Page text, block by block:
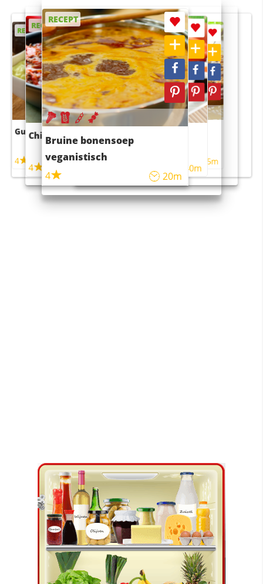
RECEPT
Guacamole
4
RECEPT
Chili con carne
4 45m
RECEPT
Bruine bonensoep
veganistisch
4
20m
RECEPT
Sushi rijstsalade
maaltijdsalade
40m
RECEPT
4 55m